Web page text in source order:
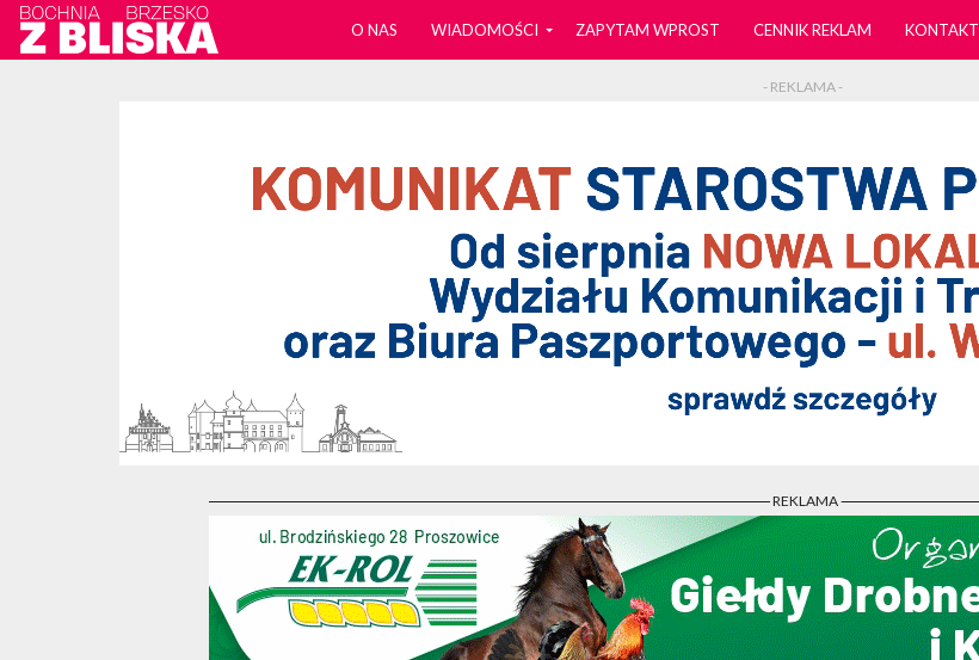
O NAS WIADOMOŚCI ZAPYTAM WPROST CENNIK REKLAM KONTAKT
- REKLAMA -
- REKLAMA -